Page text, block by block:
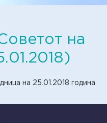
на
на 25.01.2018 година